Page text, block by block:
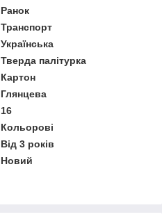
Ранок
Транспорт
Українська
Тверда палітурка
Картон
Глянцева
16
Кольорові
Від 3 років
Новий